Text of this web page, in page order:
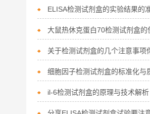
il-6检测试剂盒的原理与技术解析